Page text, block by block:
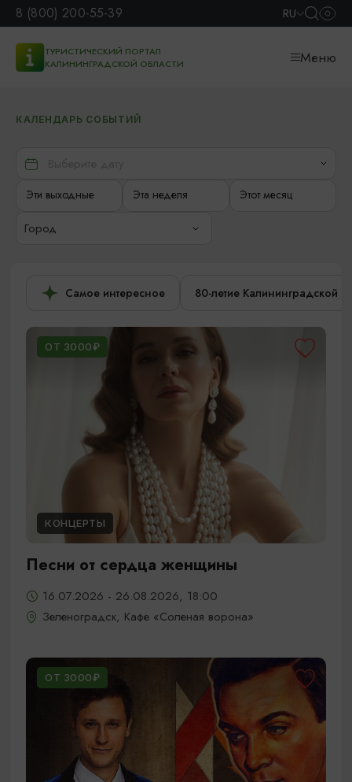
8 (800) 200-55-39 RU
ТУРИСТИЧЕСКИЙ ПОРТАЛ
КАЛИНИНГРАДСКОЙ ОБЛАСТИ
Меню
КАЛЕНДАРЬ СОБЫТИЙ
Эти выходные Эта неделя Этот месяц
Город
Самое интересное 80-летие Калининградской
ОТ 3000₽
КОНЦЕРТЫ
Песни от сердца женщины
16.07.2026 - 26.08.2026, 18:00
Зеленоградск, Кафе «Соленая ворона»
ОТ 3000₽